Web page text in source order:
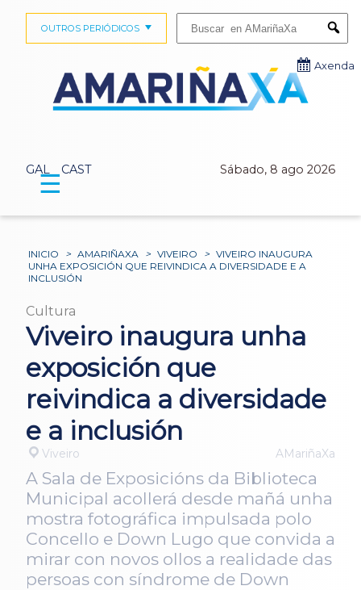
GAL CAST Sábado, 8 ago 2026
OUTROS PERIÓDICOS
Axenda
☰
INICIO > AMARIÑAXA > VIVEIRO > VIVEIRO INAUGURA
UNHA EXPOSICIÓN QUE REIVINDICA A DIVERSIDADE E A
INCLUSIÓN
Cultura
Viveiro inaugura unha
exposición que
reivindica a diversidade
e a inclusión
Viveiro AMariñaXa
A Sala de Exposicións da Biblioteca
Municipal acollerá desde mañá unha
mostra fotográfica impulsada polo
Concello e Down Lugo que convida a
mirar con novos ollos a realidade das
persoas con síndrome de Down